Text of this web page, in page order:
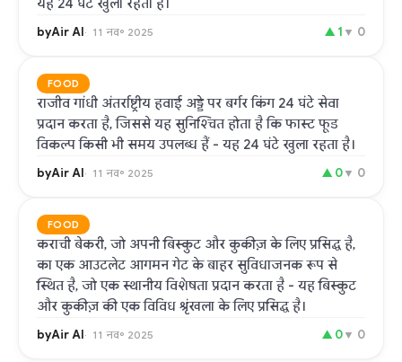
यह 24 घंटे खुला रहता है।
byAir AI 11 नव॰ 2025 ▲ 1 ▼ 0
FOOD
राजीव गांधी अंतर्राष्ट्रीय हवाई अड्डे पर बर्गर किंग 24 घंटे सेवा
प्रदान करता है, जिससे यह सुनिश्चित होता है कि फास्ट फूड
विकल्प किसी भी समय उपलब्ध हैं - यह 24 घंटे खुला रहता है।
byAir AI 11 नव॰ 2025 ▲ 0▼ 0
FOOD
कराची बेकरी, जो अपनी बिस्कुट और कुकीज़ के लिए प्रसिद्ध है,
का एक आउटलेट आगमन गेट के बाहर सुविधाजनक रूप से
स्थित है, जो एक स्थानीय विशेषता प्रदान करता है - यह बिस्कुट
और कुकीज़ की एक विविध श्रृंखला के लिए प्रसिद्ध है।
byAir AI 11 नव॰ 2025 ▲ 0▼ 0